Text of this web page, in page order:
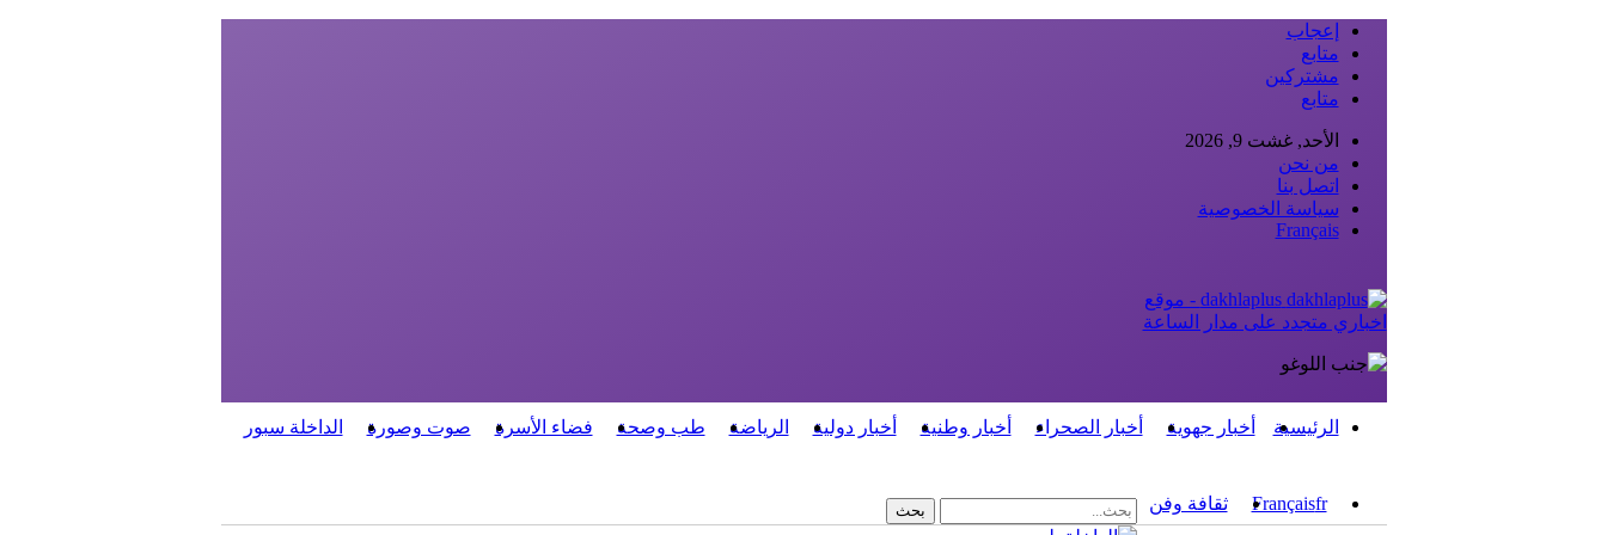
إعجاب
متابع
مشتركين
متابع
الأحد, غشت 9, 2026
من نحن
اتصل بنا
سياسة الخصوصية
Français
dakhlaplus - موقع
اخباري متجدد على مدار الساعة
الرئيسية أخبار جهوية أخبار الصحراء أخبار وطنية أخبار دولية الرياضة طب وصحة فضاء الأسرة صوت وصورة الداخلة سبور
Françaisfr ثقافة وفن